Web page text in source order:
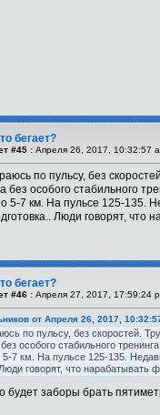
бегает?
#45 : Апреля 26, 2017, 10:32:57
по пульсу, без
особого стабильного
5-7 км. На пульсе 125-135.
Люди говорят,
бегает?
#46 : Апреля 27, 2017, 17:59:24
от Апреля 26, 2017,
по пульсу, без скоростей.
особого стабильного
7 км. На пульсе 125-135.
говорят, что
будет заборы брать